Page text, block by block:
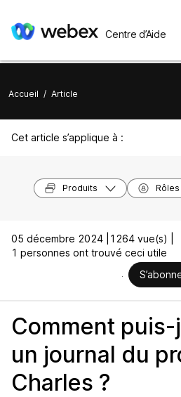
Centre d’Aide
Accueil / Article
Cet article s’applique à :
Produits Rôles
05 décembre 2024 |
1264 vue(s) |
1 personnes ont trouvé ceci utile
Comment
un journal du
Charles ?